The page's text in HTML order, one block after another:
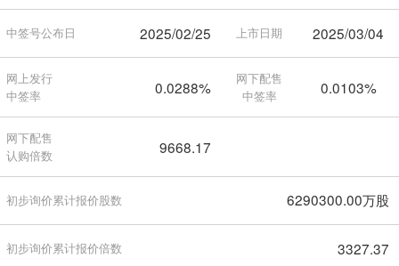
中签号公布日 2025/02/25 上市日期 2025/03/04
网上发行
中签率
0.0288%
网下配售
中签率
0.0103%
网下配售
认购倍数
9668.17
初步询价累计报价股数 6290300.00万股
初步询价累计报价倍数 3327.37